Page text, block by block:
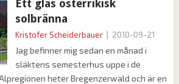
Ett glas österrikisk
solbränna
Kristofer Scheiderbauer 2010-09-21
Jag befinner mig sedan en månad i
släktens semesterhus uppe i de
heter Bregenzerwald och är en